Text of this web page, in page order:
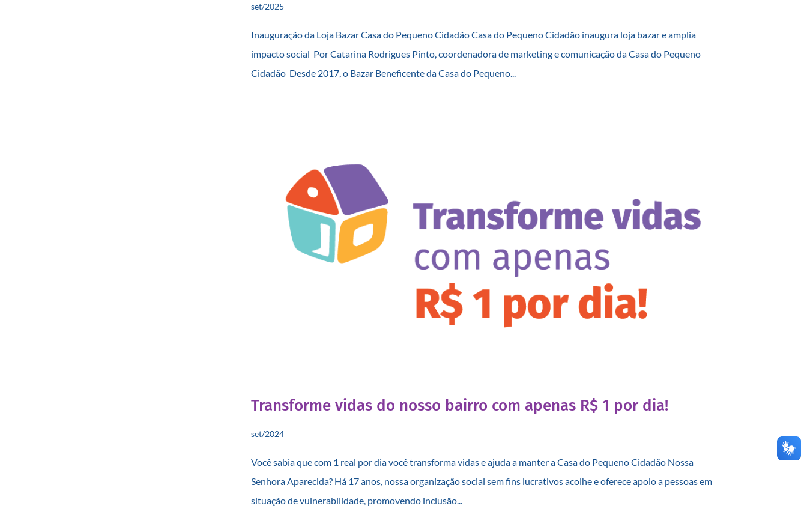
set/2025
Inauguração da Loja Bazar Casa do Pequeno Cidadão Casa do Pequeno Cidadão inaugura loja bazar e amplia
impacto social Por Catarina Rodrigues Pinto, coordenadora de marketing e comunicação da Casa do Pequeno
Cidadão Desde 2017, o Bazar Beneficente da Casa do Pequeno...
Transforme vidas do nosso bairro com apenas R$ 1 por dia!
set/2024
Você sabia que com 1 real por dia você transforma vidas e ajuda a manter a Casa do Pequeno Cidadão Nossa
Senhora Aparecida? Há 17 anos, nossa organização social sem fins lucrativos acolhe e oferece apoio a pessoas em
situação de vulnerabilidade, promovendo inclusão...